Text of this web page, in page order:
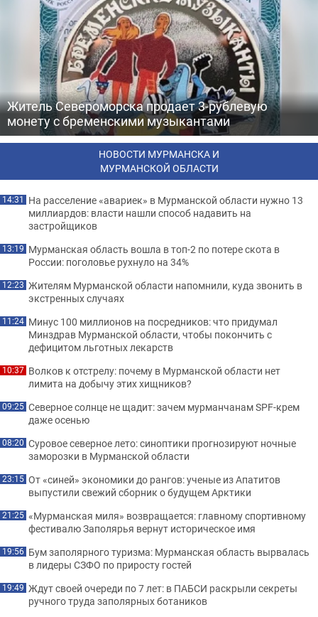
Житель Североморска продает 3-рублевую
монету с бременскими музыкантами
НОВОСТИ МУРМАНСКА И
МУРМАНСКОЙ ОБЛАСТИ
14:31 На расселение «авариек» в Мурманской области нужно 13
миллиардов: власти нашли способ надавить на
застройщиков
13:19 Мурманская область вошла в топ-2 по потере скота в
России: поголовье рухнуло на 34%
12:23 Жителям Мурманской области напомнили, куда звонить в
экстренных случаях
11:24 Минус 100 миллионов на посредников: что придумал
Минздрав Мурманской области, чтобы покончить с
дефицитом льготных лекарств
10:37 Волков к отстрелу: почему в Мурманской области нет
лимита на добычу этих хищников?
09:25 Северное солнце не щадит: зачем мурманчанам SPF-крем
даже осенью
08:20 Суровое северное лето: синоптики прогнозируют ночные
заморозки в Мурманской области
23:15 От «синей» экономики до рангов: ученые из Апатитов
выпустили свежий сборник о будущем Арктики
21:25 «Мурманская миля» возвращается: главному спортивному
фестивалю Заполярья вернут историческое имя
19:56 Бум заполярного туризма: Мурманская область вырвалась
в лидеры СЗФО по приросту гостей
19:49 Ждут своей очереди по 7 лет: в ПАБСИ раскрыли секреты
ручного труда заполярных ботаников